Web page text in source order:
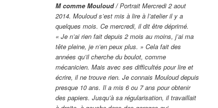
M comme Mouloud /Portrait Mercredi 2 aout
2014. Mouloud s’est mis à lire à l’atelier il y a
quelques mois. Ce mercredi, il dit être déprimé.
« Je n’ai rien fait depuis 2 mois au moins, j’ai ma
tête pleine, je n’en peux plus. » Cela fait des
années qu’il cherche du boulot, comme
mécanicien. Mais avec ses difficultés pour lire et
écrire, il ne trouve rien. Je connais Mouloud depuis
presque 10 ans. Il a mis 6 ou 7 ans pour obtenir
des papiers. Jusqu’à sa régularisation, il travaillait